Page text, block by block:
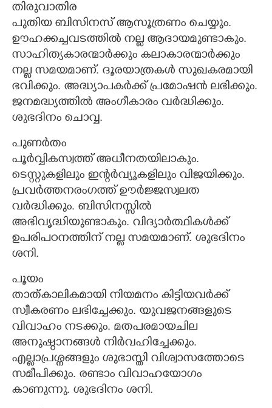
തിരുവാതിര
പുതിയ ബിസിനസ് ആസൂത്രണം ചെയ്യും.
ഊഹക്കച്ചവടത്തിൽ നല്ല ആദായമുണ്ടാകും.
സാഹിത്യകാരന്മാർക്കും കലാകാരന്മാർക്കും
നല്ല സമയമാണ്. ദൂരയാത്രകൾ സുഖകരമായി
ഭവിക്കും. അദ്ധ്യാപകർക്ക് പ്രമോഷൻ ലഭിക്കും.
ജനമദ്ധ്യത്തിൽ അംഗീകാരം വർദ്ധിക്കും.
ശുഭദിനം ചൊവ്വ.
പുണർതം
പൂർവ്വികസ്വത്ത് അധീനതയിലാകും.
ടെസ്റ്റുകളിലും ഇന്റർവ്യൂകളിലും വിജയിക്കും.
പ്രവർത്തനരംഗത്ത് ഊർജ്ജസ്വലത
വർദ്ധിക്കും. ബിസിനസ്സിൽ
അഭിവൃദ്ധിയുണ്ടാകും. വിദ്യാർത്ഥികൾക്ക്
ഉപരിപഠനത്തിന് നല്ല സമയമാണ്. ശുഭദിനം
ശനി.
പൂയം
താത്കാലികമായി നിയമനം കിട്ടിയവർക്ക്
സ്വീകരണം ലഭിച്ചേക്കും. യുവജനങ്ങളുടെ
വിവാഹം നടക്കും. മതപരമായചില
അനുഷ്ഠാനങ്ങൾ നിർവഹിച്ചേക്കും.
എല്ലാപ്രശ്നങ്ങളും ശുഭാസ്തി വിശ്വാസത്തോടെ
സമീപിക്കും. രണ്ടാം വിവാഹയോഗം
കാണുന്നു. ശുഭദിനം ശനി.